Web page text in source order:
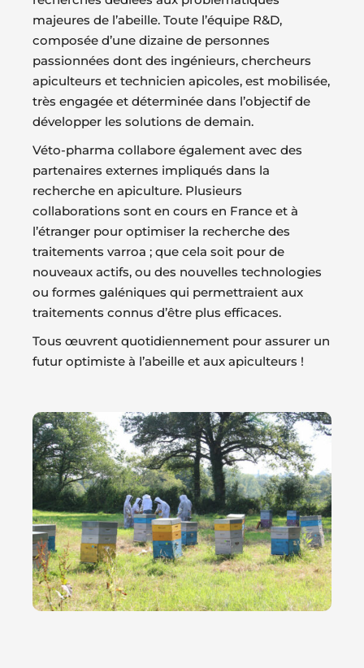
majeures de l’abeille. Toute l’équipe R&D,
composée d’une dizaine de personnes
passionnées dont des ingénieurs, chercheurs
apiculteurs et technicien apicoles, est mobilisée,
très engagée et déterminée dans l’objectif de
développer les solutions de demain.
Véto-pharma collabore également avec des
partenaires externes impliqués dans la
recherche en apiculture. Plusieurs
collaborations sont en cours en France et à
l’étranger pour optimiser la recherche des
traitements varroa ; que cela soit pour de
nouveaux actifs, ou des nouvelles technologies
ou formes galéniques qui permettraient aux
traitements connus d’être plus efficaces.
Tous œuvrent quotidiennement pour assurer un
futur optimiste à l’abeille et aux apiculteurs !